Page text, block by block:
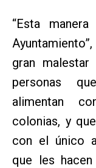
“Esta
gran
personas
alimentan
colonias, y
con el único
que les